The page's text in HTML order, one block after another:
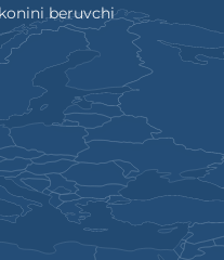
beruvchi